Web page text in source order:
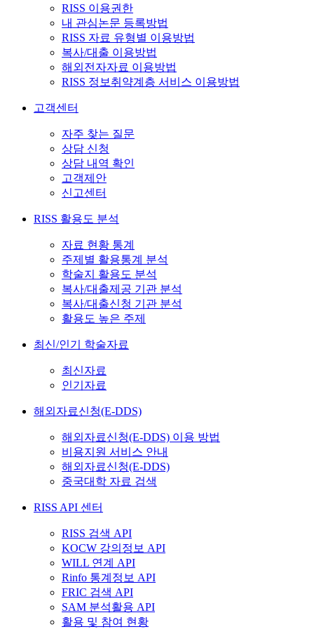
RISS 이용권한
내 관심논문 등록방법
RISS 자료 유형별 이용방법
복사/대출 이용방법
해외전자자료 이용방법
RISS 정보취약계층 서비스 이용방법
고객센터
자주 찾는 질문
상담 신청
상담 내역 확인
고객제안
신고센터
RISS 활용도 분석
자료 현황 통계
주제별 활용통계 분석
학술지 활용도 분석
복사/대출제공 기관 분석
복사/대출신청 기관 분석
활용도 높은 주제
최신/인기 학술자료
최신자료
인기자료
해외자료신청(E-DDS)
해외자료신청(E-DDS) 이용 방법
비용지원 서비스 안내
해외자료신청(E-DDS)
중국대학 자료 검색
RISS API 센터
RISS 검색 API
KOCW 강의정보 API
WILL 연계 API
Rinfo 통계정보 API
FRIC 검색 API
SAM 분석활용 API
활용 및 참여 현황